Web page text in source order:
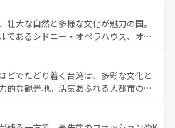
ズでは、音楽と美食が融合した独特の
はアメリカの各地域で異なる魅力を楽
様性と豊かな歴史を感じることができ
。 なお、新着のアメリカ
覧を参照してほしい。
。また、定番の観光地といえばオアフ
を求めるならマウイ島やカウアイ島が
ドグリーンに輝く海をはじめ、豊かな
で訪れる人々を迎えてくれるハワイの
カルフードやハワイアンミュージッ
ンスなど、すべてがハワイの魅力を彩
お、新着のハワイ情報
を参照してほしい。
壮大な自然と多様な文化が魅力の国。
であるシドニー・オペラハウス、オー
央部にそびえるウルル（エアーズロッ
美しい原生林やケアンズの熱帯雨林な
さん。また、カフェやワイン、オージ
ィも充実しており、サーフィンやダイ
など、アウトドア好きにはたまらな
どでたどり着く台湾は、多彩な文化と
的な観光地。活気あふれる大都市の台
地帯である台湾東部など、都市の喧騒